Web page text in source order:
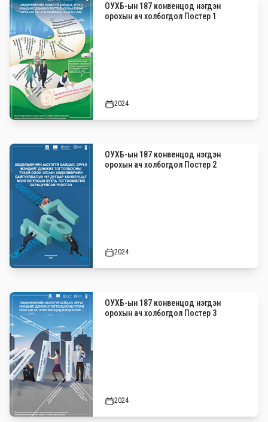
ОУХБ-ын 187 конвенцод нэгдэн
орохын ач холбогдол Постер 1
2024
ОУХБ-ын 187 конвенцод нэгдэн
орохын ач холбогдол Постер 2
2024
ОУХБ-ын 187 конвенцод нэгдэн
орохын ач холбогдол Постер 3
2024